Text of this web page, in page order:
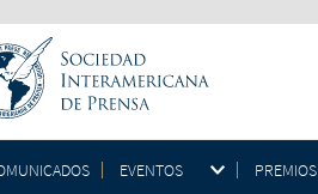
EVENTOS PREMIOS